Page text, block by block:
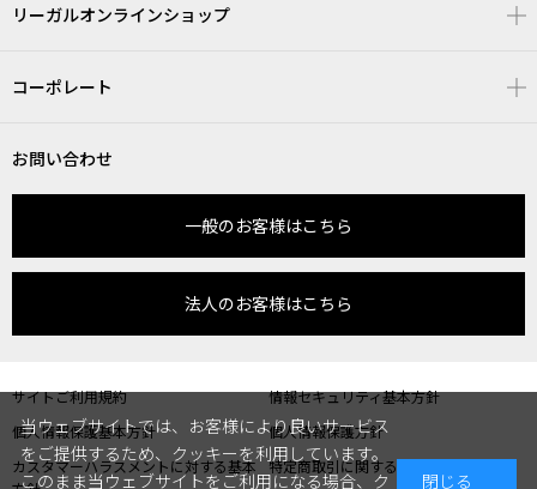
リーガルオンラインショップ
コーポレート
お問い合わせ
一般のお客様はこちら
法人のお客様はこちら
サイトご利用規約
情報セキュリティ基本方針
個人情報保護基本方針
個人情報保護方針
カスタマーハラスメントに対する基本
特定商取引に関する表記
当ウェブサイトでは、お客様により良いサービス
をご提供するため、クッキーを利用しています。
このまま当ウェブサイトをご利用になる場合、ク
閉じる